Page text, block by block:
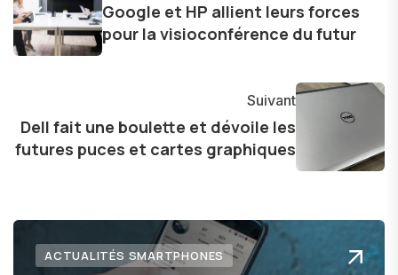
dans le paysage technologique en constante
évolution.
Google et HP allient leurs forces
pour la visioconférence du futur
Suivant
Dell fait une boulette et dévoile les
futures puces et cartes graphiques
ACTUALITÉS SMARTPHONES